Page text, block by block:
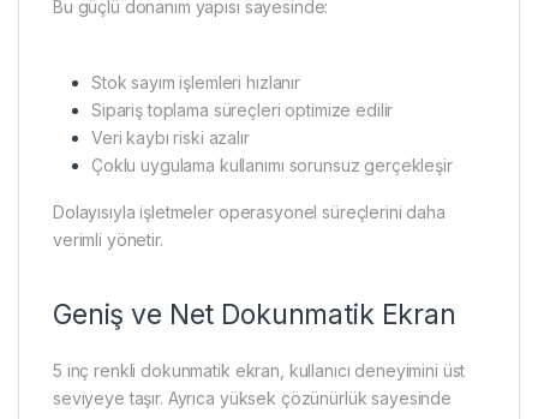
Bu güçlü donanım yapısı sayesinde:
Stok sayım işlemleri hızlanır
Sipariş toplama süreçleri optimize edilir
Veri kaybı riski azalır
Çoklu uygulama kullanımı sorunsuz gerçekleşir
Dolayısıyla işletmeler operasyonel süreçlerini daha
verimli yönetir.
Geniş ve Net Dokunmatik Ekran
5 inç renkli dokunmatik ekran, kullanıcı deneyimini üst
seviyeye taşır. Ayrıca yüksek çözünürlük sayesinde